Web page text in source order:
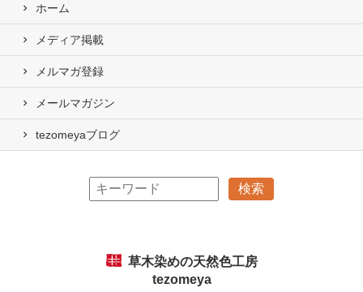
ホーム
メディア掲載
メルマガ登録
メールマガジン
tezomeyaブログ
草木染めの天然色工房
tezomeya